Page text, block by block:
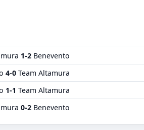
1-2 Benevento
4-0 Team Altamura
1-1 Team Altamura
0-2 Benevento